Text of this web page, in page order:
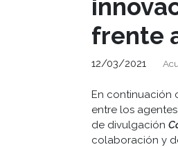
frente
12/03/2021
En continuación
entre los
de divulgación
colaboración y